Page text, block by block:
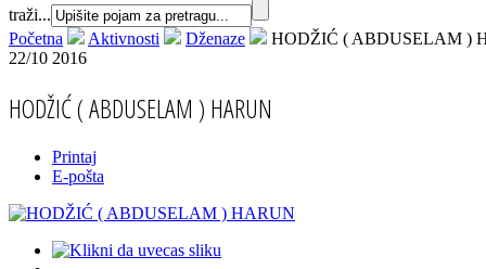
traži...
Početna
Aktivnosti Dženaze
HODŽIĆ ( ABDUSELAM )
22/10 2016
HODŽIĆ ( ABDUSELAM ) HARUN
Printaj
E-pošta